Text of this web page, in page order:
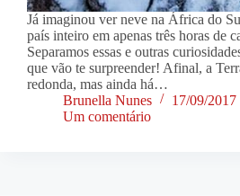
Já imaginou ver neve na África do
país inteiro em apenas três horas de
Separamos essas e outras
que vão te surpreender! Afinal, a
redonda, mas ainda há…
Brunella Nunes
17/09/2017
Um comentário